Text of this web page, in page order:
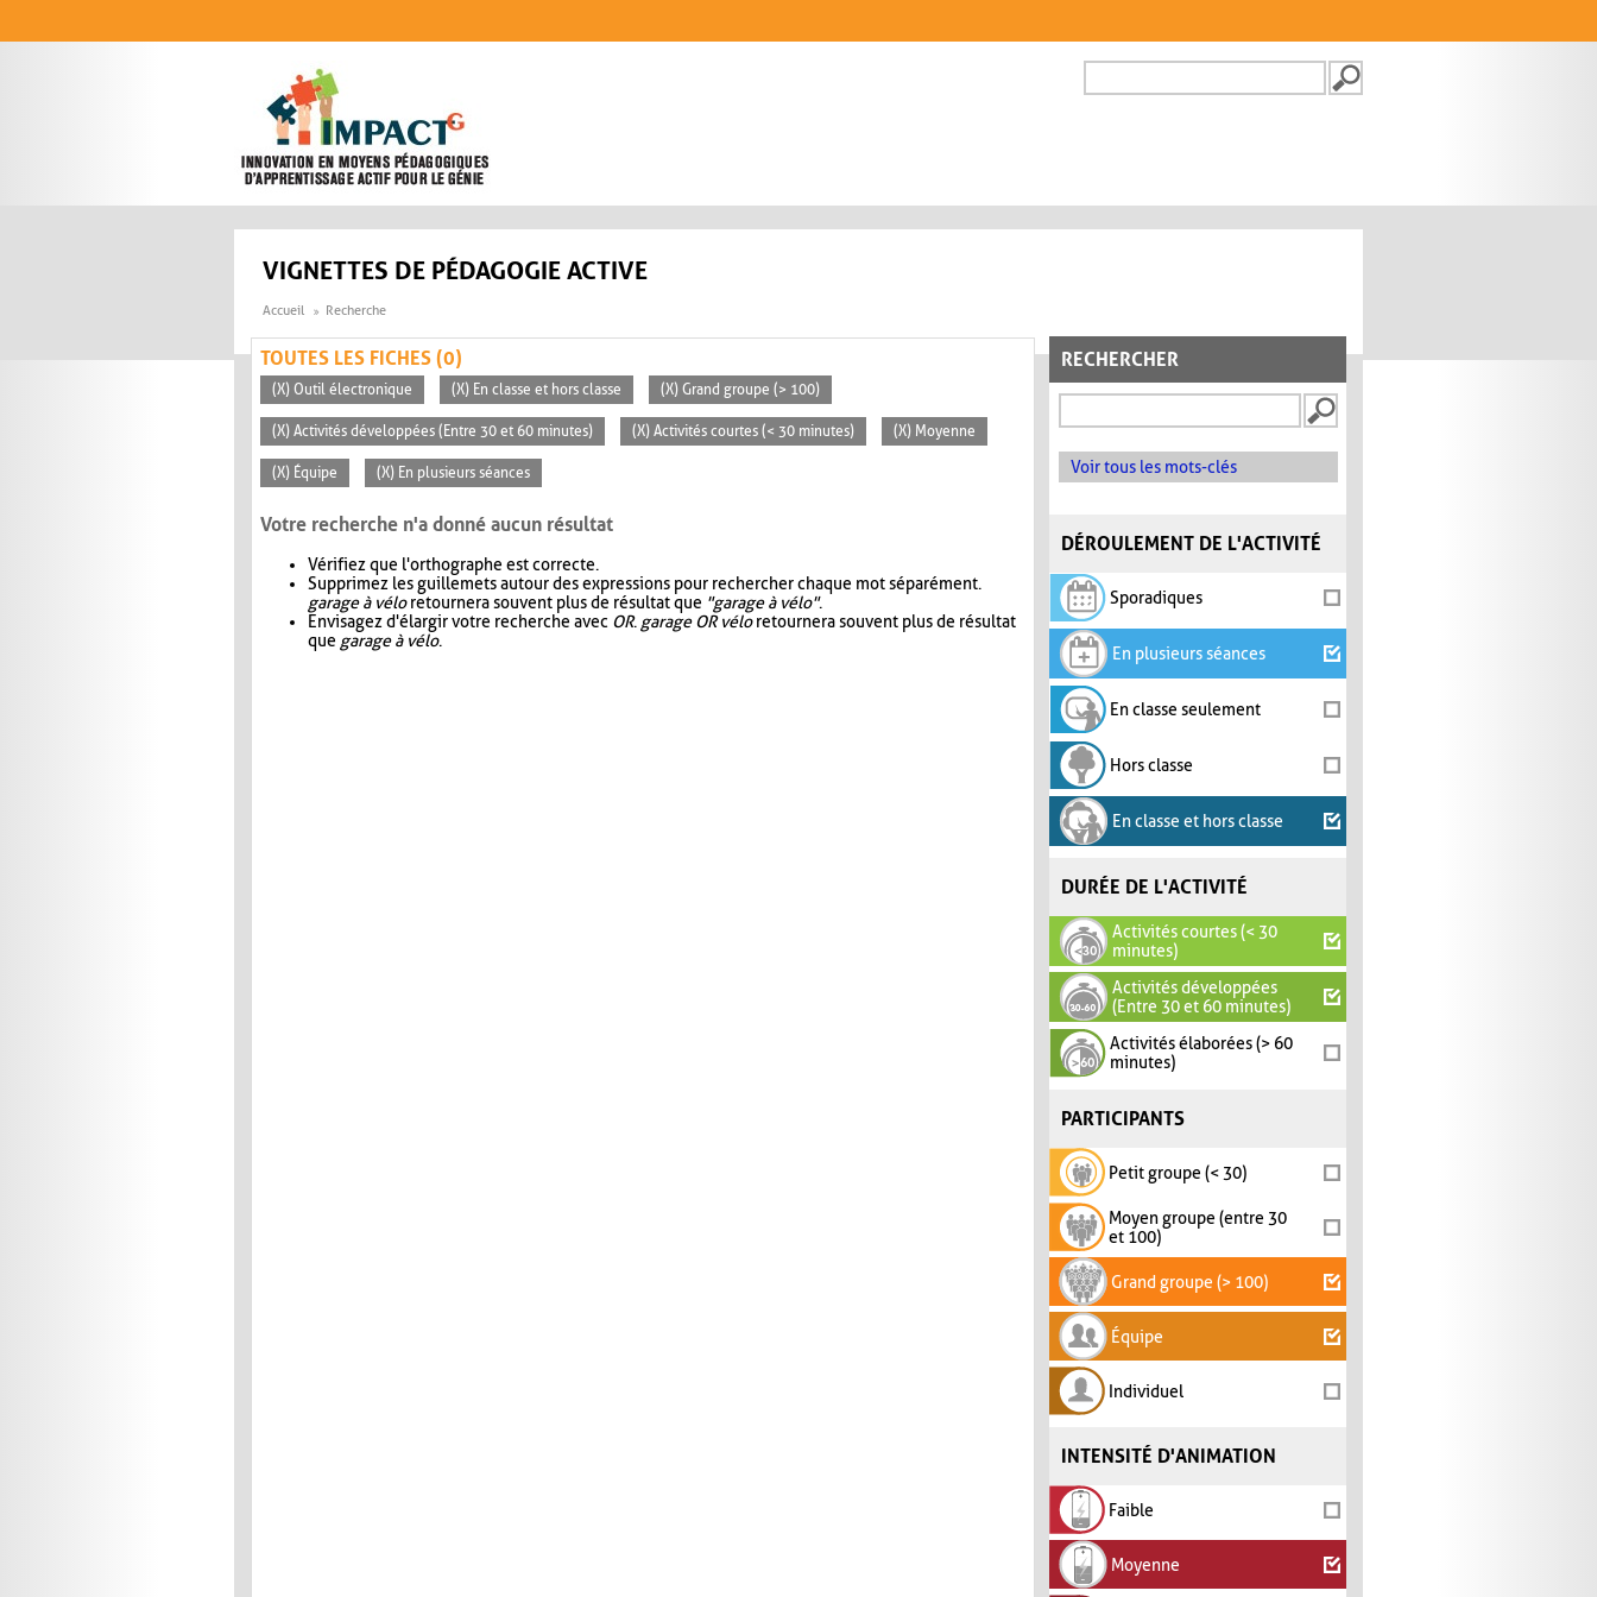
FORMULAIRE DE
VIGNETTES DE PÉDAGOGIE ACTIVE
Accueil Recherche
RECHERCHER
Voir tous les mots-clés
DÉROULEMENT DE L'ACTIVITÉ
Sporadiques
En plusieurs séances
En classe seulement
Hors classe
En classe et hors classe
DURÉE DE L'ACTIVITÉ
Activités courtes (< 30
minutes)
Activités développées
(Entre 30 et 60 minutes)
Activités élaborées (> 60
minutes)
PARTICIPANTS
Petit groupe (< 30)
Moyen groupe (entre 30
et 100)
Grand groupe (> 100)
Équipe
Individuel
INTENSITÉ D'ANIMATION
Faible
Moyenne
TOUTES LES FICHES (0)
(X) Outil électronique (X) En classe et hors classe (X) Grand groupe (> 100)
(X) Activités développées (Entre 30 et 60 minutes) (X) Activités courtes (< 30 minutes) (X) Moyenne
(X) Équipe (X) En plusieurs séances
Votre recherche n'a donné aucun résultat
Vérifiez que l'orthographe est correcte.
Supprimez les guillemets autour des expressions pour rechercher chaque mot séparément.
garage à véloretournera souvent plus de résultat que "garage à vélo".
Envisagez d'élargir votre recherche avec OR. garage OR véloretournera souvent plus de résultat
que garage à vélo.